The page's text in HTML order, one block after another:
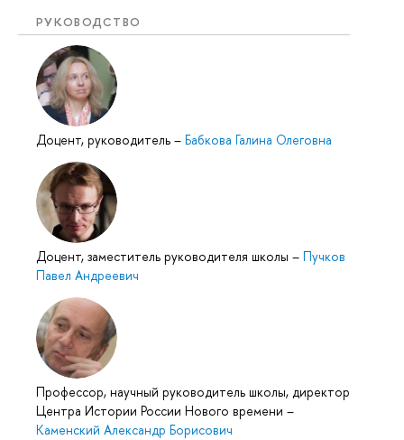
РУКОВОДСТВО
Доцент, руководитель – Бабкова Галина Олеговна
Доцент, заместитель руководителя школы – Пучков
Павел Андреевич
Профессор, научный руководитель школы, директор
Центра Истории России Нового времени –
Каменский Александр Борисович